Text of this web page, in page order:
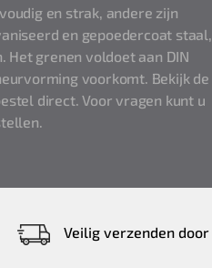
en strak, andere zijn
en gepoedercoat staal,
Het grenen voldoet aan DIN
voorkomt. Bekijk de
direct. Voor vragen kunt u
Veilig verzenden door